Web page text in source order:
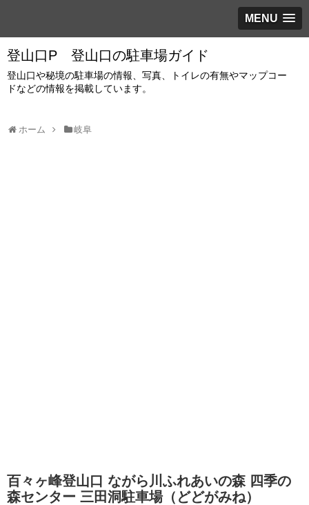
MENU
登山口P 登山口の駐車場ガイド
登山口や秘境の駐車場の情報、写真、トイレの有無やマップコー
ドなどの情報を掲載しています。
ホーム 岐阜
百々ヶ峰登山口 ながら川ふれあいの森 四季の
森センター 三田洞駐車場（どどがみね）